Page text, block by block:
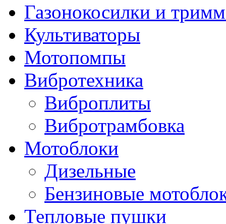
Газонокосилки и
Культиваторы
Мотопомпы
Вибротехника
Виброплиты
Вибротрамбовка
Мотоблоки
Дизельные
Бензиновые
Тепловые пушки